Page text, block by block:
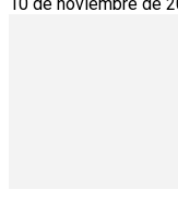
10 de noviembre de